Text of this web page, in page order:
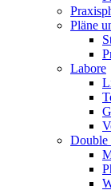
Pläne
Labore
Double